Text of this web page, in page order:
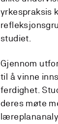
yrkespraksis
studiet.
Gjennom
til å vinne
ferdighet.
deres møte